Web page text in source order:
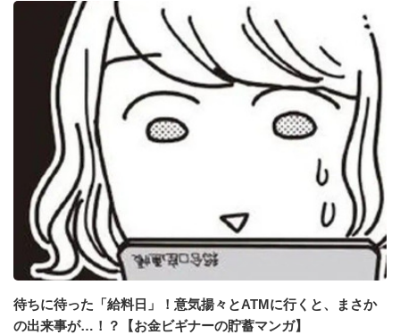
待ちに待った「給料日」！意気揚々とATMに行くと、まさか
の出来事が…！？【お金ビギナーの貯蓄マンガ】